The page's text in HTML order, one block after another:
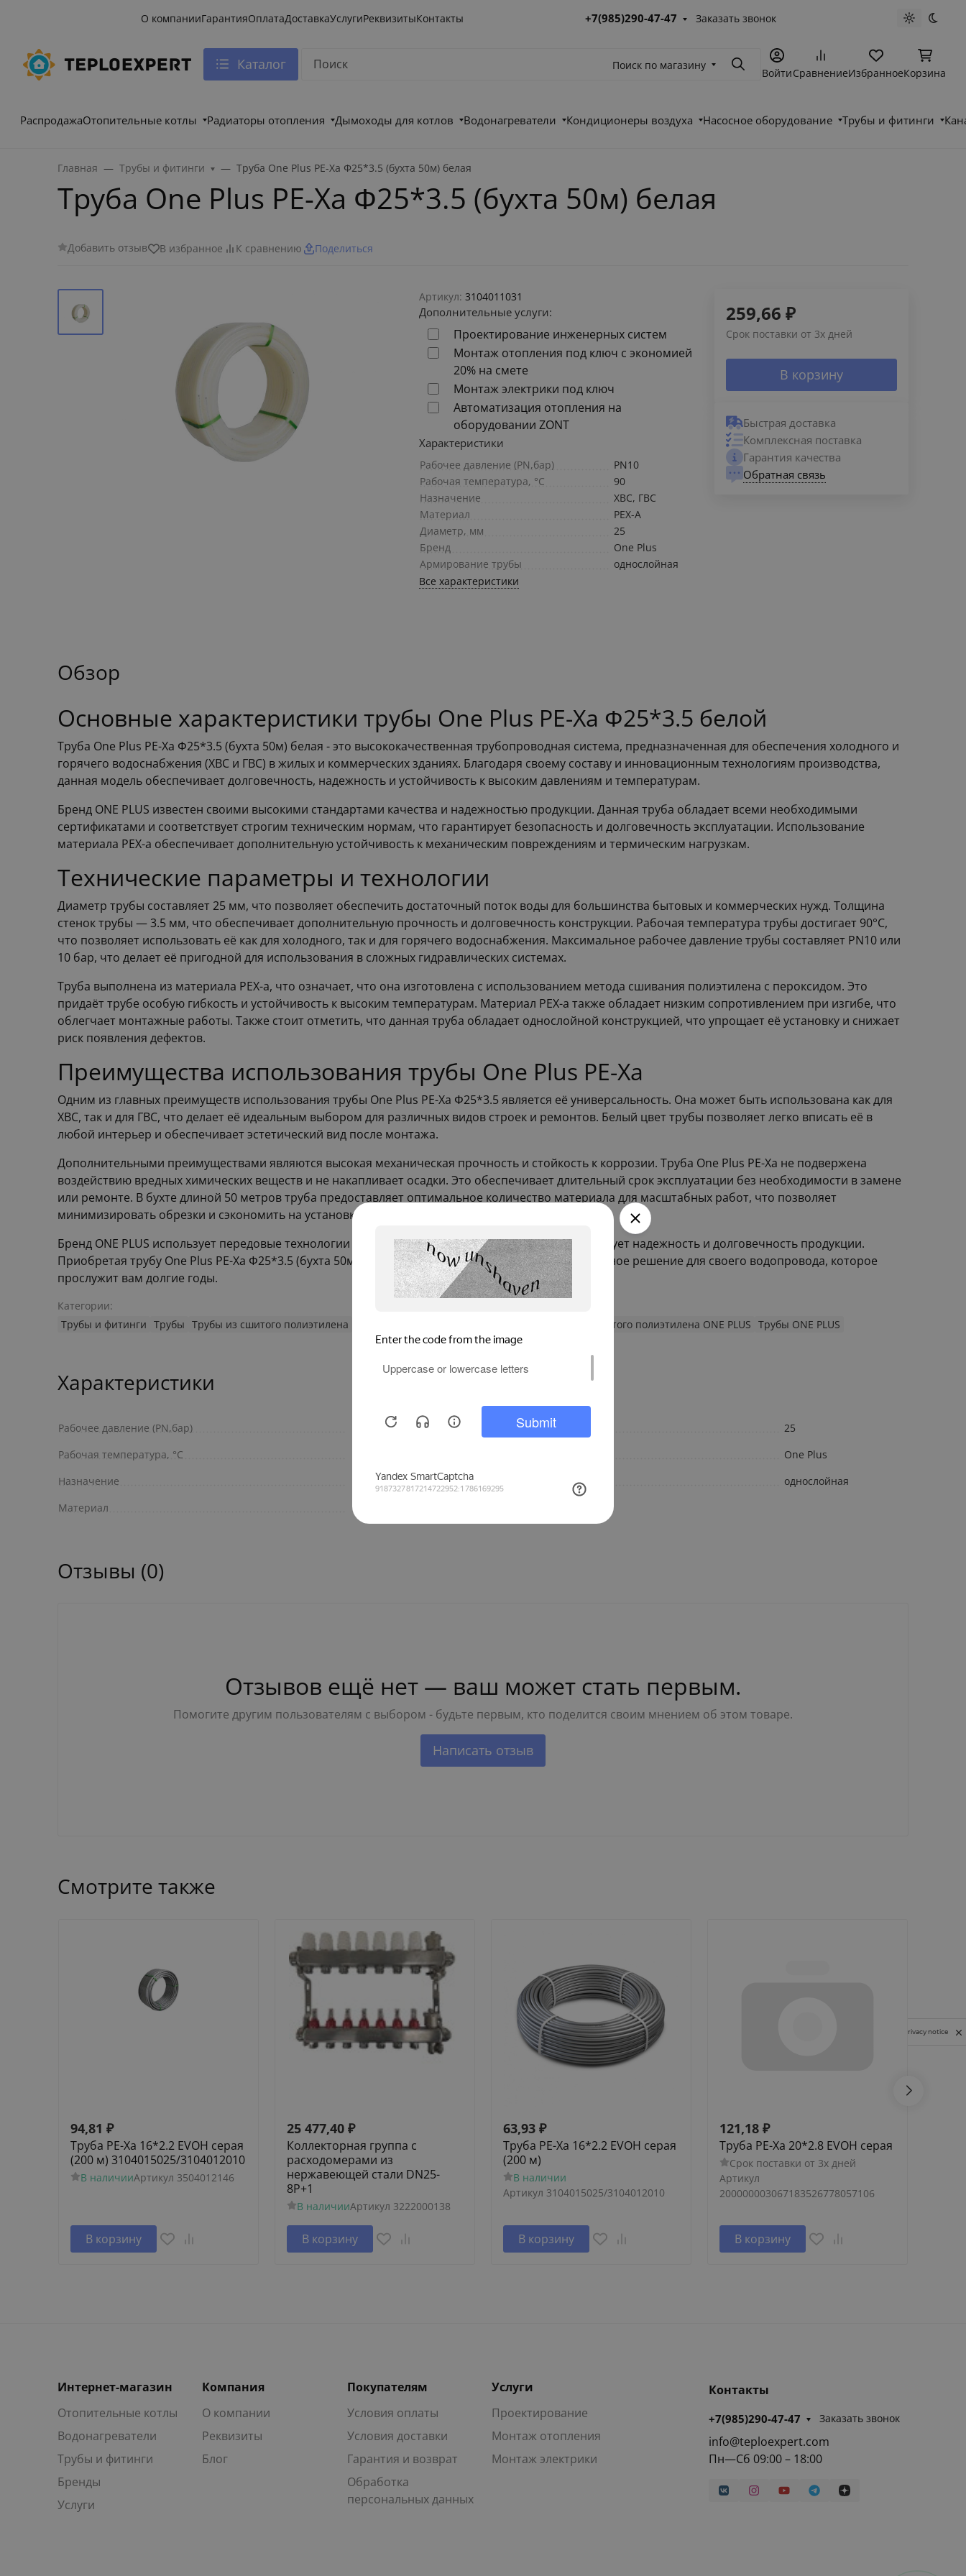
О компанииГарантияОплатаДоставкаУслугиРеквизитыКонтакты +7(985)290-47-47 Заказать звонок Светлая
Каталог Поиск по магазину ПоискВойтиСравнениеИзбранноеКорзина
РаспродажаОтопительные котлы Радиаторы отопления Дымоходы для котлов Водонагреватели Кондиционеры воздуха Насосное оборудование Трубы и фитинги
Главная Трубы и фитинги Труба One Plus PE-Xa Φ25*3.5 (бухта 50м) белая
Труба One Plus PE-Xa Φ25*3.5 (бухта 50м) белая
Добавить отзыв В избранное К сравнению Поделиться
Артикул: 3104011031
Дополнительные услуги:
Проектирование инженерных систем
Монтаж отопления под ключ с экономией
20% на смете
Монтаж электрики под ключ
Автоматизация отопления на
оборудовании ZONT
Характеристики
Рабочее давление (PN,бар)
PN10
Рабочая температура, °C
90
Назначение
ХВС, ГВС
Материал
PEX-A
Диаметр, мм
25
Бренд
One Plus
Армирование трубы
однослойная
Все характеристики
259,66 ₽
Срок поставки от 3х дней
В корзину
Быстрая доставка
Комплексная поставка
Гарантия качества
Обратная связь
Обзор
Основные характеристики трубы One Plus PE-Xa Φ25*3.5 белой
Труба One Plus PE-Xa Φ25*3.5 (бухта 50м) белая - это высококачественная трубопроводная система, предназначенная для обеспечения холодного и
горячего водоснабжения (ХВС и ГВС) в жилых и коммерческих зданиях. Благодаря своему составу и инновационным технологиям производства,
данная модель обеспечивает долговечность, надежность и устойчивость к высоким давлениям и температурам.
Бренд ONE PLUS известен своими высокими стандартами качества и надежностью продукции. Данная труба обладает всеми необходимыми
сертификатами и соответствует строгим техническим нормам, что гарантирует безопасность и долговечность эксплуатации. Использование
материала PEX-a обеспечивает дополнительную устойчивость к механическим повреждениям и термическим нагрузкам.
Технические параметры и технологии
Диаметр трубы составляет 25 мм, что позволяет обеспечить достаточный поток воды для большинства бытовых и коммерческих нужд. Толщина
стенок трубы — 3.5 мм, что обеспечивает дополнительную прочность и долговечность конструкции. Рабочая температура трубы достигает 90°C,
что позволяет использовать её как для холодного, так и для горячего водоснабжения. Максимальное рабочее давление трубы составляет PN10 или
10 бар, что делает её пригодной для использования в сложных гидравлических системах.
Труба выполнена из материала PEX-a, что означает, что она изготовлена с использованием метода сшивания полиэтилена с пероксидом. Это
придаёт трубе особую гибкость и устойчивость к высоким температурам. Материал PEX-a также обладает низким сопротивлением при изгибе, что
облегчает монтажные работы. Также стоит отметить, что данная труба обладает однослойной конструкцией, что упрощает её установку и снижает
риск появления дефектов.
Преимущества использования трубы One Plus PE-Xa
Одним из главных преимуществ использования трубы One Plus PE-Xa Φ25*3.5 является её универсальность. Она может быть использована как для
ХВС, так и для ГВС, что делает её идеальным выбором для различных видов строек и ремонтов. Белый цвет трубы позволяет легко вписать её в
любой интерьер и обеспечивает эстетический вид после монтажа.
Дополнительными преимуществами являются высокая механическая прочность и стойкость к коррозии. Труба One Plus PE-Xa не подвержена
воздействию вредных химических веществ и не накапливает осадки. Это обеспечивает длительный срок эксплуатации без необходимости в замене
или ремонте. В бухте длиной 50 метров труба предоставляет оптимальное количество материала для масштабных работ, что позволяет
минимизировать обрезки и сэкономить на установке.
Бренд ONE PLUS использует передовые технологии и мировые стандарты качества, что гарантирует надежность и долговечность продукции.
Приобретая трубу One Plus PE-Xa Φ25*3.5 (бухта 50м) белую, вы получаете надежное и качественное решение для своего водопровода, которое
прослужит вам долгие годы.
Категории:
Трубы и фитинги Трубы Трубы из сшитого полиэтилена Трубы из сшитого полиэтилена ONE PLUS Трубы ONE PLUS
Характеристики
Рабочее давление (PN,бар)
Рабочая температура, °C
Назначение
ХВС, ГВС
Материал
Диаметр, мм
25
One Plus
Армирование трубы
однослойная
Отзывы (0)
Отзывов ещё нет — ваш может стать первым.
Помогите другим пользователям с выбором - будьте первым, кто поделится своим мнением об этом товаре.
Написать отзыв
Смотрите также
94,81 ₽
Труба PE-Xa 16*2.2 EVOH серая
(200 м) 3104015025/3104012010
В наличииАртикул 3504012146
В корзину
25 477,40 ₽
Коллекторная группа с
расходомерами из
нержавеющей стали DN25-
8P+1
В наличииАртикул 3222000138
В корзину
63,93 ₽
Труба PE-Xa 16*2.2 EVOH серая
(200 м)
В наличии
Артикул 3104015025/3104012010
В корзину
121,18 ₽
Труба PE-Xa 20*2.8 EVOH серая
Срок поставки от 3х дней
Артикул
200000003067183526778057106
В корзину
Интернет-магазин
Отопительные котлы
Водонагреватели
Трубы и фитинги
Бренды
Услуги
Компания
О компании
Реквизиты
Блог
Покупателям
Условия оплаты
Условия доставки
Гарантия и возврат
Обработка
персональных данных
Услуги
Проектирование
Монтаж отопления
Монтаж электрики
Контакты
+7(985)290-47-47 Заказать звонок
info@teploexpert.com
Пн—Сб 09:00 – 18:00
Privacy notice